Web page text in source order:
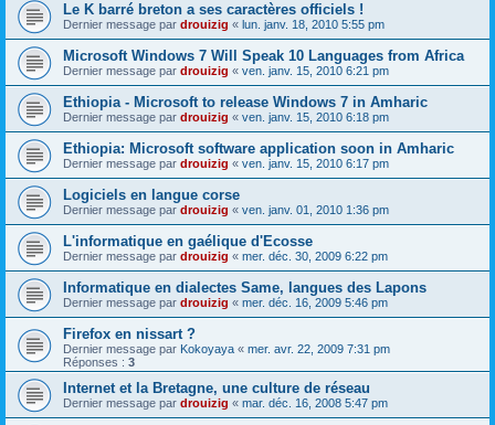
Le K barré breton a ses caractères officiels !
Dernier message par drouizig « lun. janv. 18, 2010 5:55 pm
Microsoft Windows 7 Will Speak 10 Languages from Africa
Dernier message par drouizig « ven. janv. 15, 2010 6:21 pm
Ethiopia - Microsoft to release Windows 7 in Amharic
Dernier message par drouizig « ven. janv. 15, 2010 6:18 pm
Ethiopia: Microsoft software application soon in Amharic
Dernier message par drouizig « ven. janv. 15, 2010 6:17 pm
Logiciels en langue corse
Dernier message par drouizig « ven. janv. 01, 2010 1:36 pm
L'informatique en gaélique d'Ecosse
Dernier message par drouizig « mer. déc. 30, 2009 6:22 pm
Informatique en dialectes Same, langues des Lapons
Dernier message par drouizig « mer. déc. 16, 2009 5:46 pm
Firefox en nissart ?
Dernier message par Kokoyaya « mer. avr. 22, 2009 7:31 pm
Réponses : 3
Internet et la Bretagne, une culture de réseau
Dernier message par drouizig « mar. déc. 16, 2008 5:47 pm